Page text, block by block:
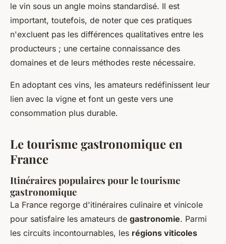
le vin sous un angle moins standardisé. Il est
important, toutefois, de noter que ces pratiques
n'excluent pas les différences qualitatives entre les
producteurs ; une certaine connaissance des
domaines et de leurs méthodes reste nécessaire.
En adoptant ces vins, les amateurs redéfinissent leur
lien avec la vigne et font un geste vers une
consommation plus durable.
Le tourisme gastronomique en
France
Itinéraires populaires pour le tourisme
gastronomique
La France regorge d'itinéraires culinaire et vinicole
pour satisfaire les amateurs de gastronomie. Parmi
les circuits incontournables, les régions viticoles